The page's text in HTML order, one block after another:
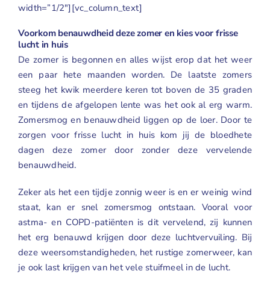
ionisator
Aromadiffusers
Geuren
Contact
width=”1/2″][vc_column_text]
Voorkom benauwdheid deze zomer en kies voor frisse
lucht in huis
De zomer is begonnen en alles wijst erop dat het weer
een paar hete maanden worden. De laatste zomers
steeg het kwik meerdere keren tot boven de 35 graden
en tijdens de afgelopen lente was het ook al erg warm.
Zomersmog en benauwdheid liggen op de loer. Door te
zorgen voor frisse lucht in huis kom jij de bloedhete
dagen deze zomer door zonder deze vervelende
benauwdheid.
Zeker als het een tijdje zonnig weer is en er weinig wind
staat, kan er snel zomersmog ontstaan. Vooral voor
astma- en COPD-patiënten is dit vervelend, zij kunnen
het erg benauwd krijgen door deze luchtvervuiling. Bij
deze weersomstandigheden, het rustige zomerweer, kan
je ook last krijgen van het vele stuifmeel in de lucht.